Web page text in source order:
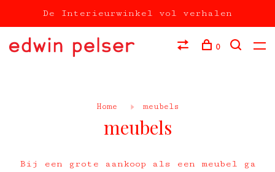
De Interieurwinkel vol verhalen
0
Home meubels
meubels
Bij een grote aankoop als een meubel ga